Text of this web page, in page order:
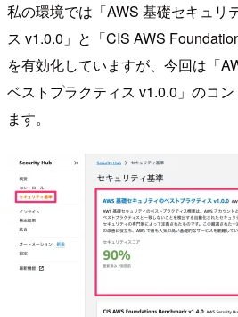
私の環境では「AWS 基礎セキュリ
ス v1.0.0」と「CIS AWS
を有効化していますが、今回は「
ベストプラクティス v1.0.0」のコ
ます。